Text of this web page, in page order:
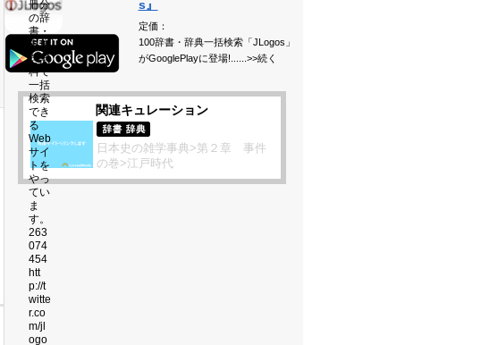
s』
定価：
100辞書・辞典一括検索「JLogos」
がGooglePlayに登場!......>>続く
関連キュレーション
日本史の雑学事典>第２章 事件
の巻>江戸時代